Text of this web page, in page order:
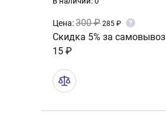
Цена:300 ₽ 285 ₽ ?
Скидка 5% за самовывоз
15 ₽